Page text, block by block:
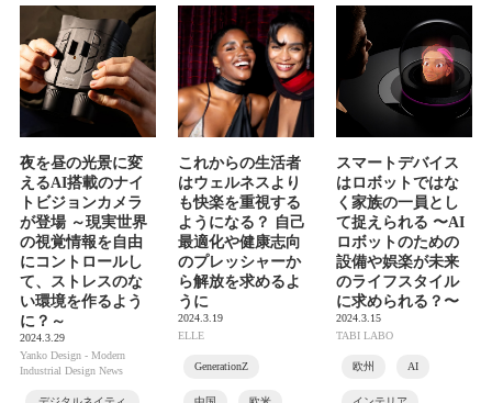
夜を昼の光景に変
えるAI搭載のナイ
トビジョンカメラ
が登場 ～現実世界
の視覚情報を自由
にコントロールし
て、ストレスのな
い環境を作るよう
に？～
2024.3.29
Yanko Design - Modern
Industrial Design News
これからの生活者
はウェルネスより
も快楽を重視する
ようになる？ 自己
最適化や健康志向
のプレッシャーか
ら解放を求めるよ
うに
2024.3.19
ELLE
GenerationZ
スマートデバイス
はロボットではな
く家族の一員とし
て捉えられる 〜AI
ロボットのための
設備や娯楽が未来
のライフスタイル
に求められる？〜
2024.3.15
TABI LABO
欧州 AI